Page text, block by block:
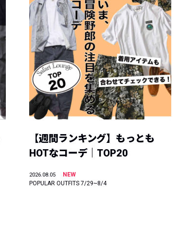
【週間ランキング】もっとも
HOTなコーデ｜TOP20
2026.08.05
NEW
POPULAR OUTFITS 7/29~8/4